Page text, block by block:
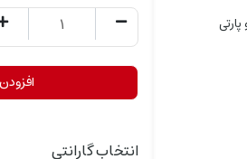
انتخاب گارانتی